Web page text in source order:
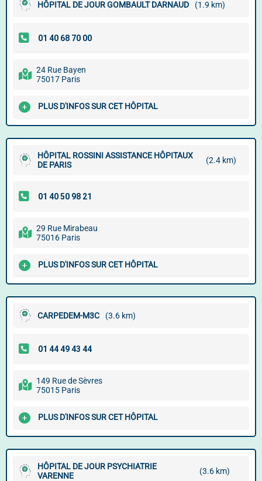
HÔPITAL DE JOUR GOMBAULT DARNAUD (1.9 km)
24 Rue Bayen
75017 Paris
PLUS D'INFOS SUR CET HÔPITAL
HÔPITAL ROSSINI ASSISTANCE HÔPITAUX
DE PARIS
(2.4 km)
29 Rue Mirabeau
75016 Paris
PLUS D'INFOS SUR CET HÔPITAL
CARPEDEM-M3C (3.6 km)
149 Rue de Sèvres
75015 Paris
PLUS D'INFOS SUR CET HÔPITAL
HÔPITAL DE JOUR PSYCHIATRIE
VARENNE
(3.6 km)